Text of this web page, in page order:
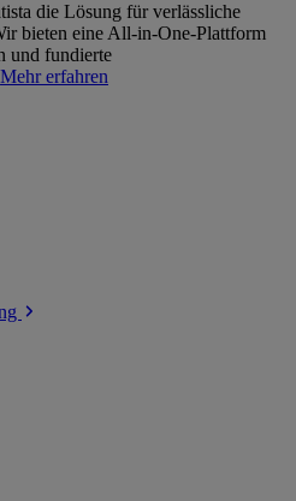
die Lösung für verlässliche
bieten eine All-in-One-Plattform
und fundierte
Mehr erfahren